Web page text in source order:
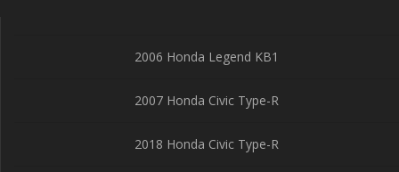
2006 Honda Legend KB1
2007 Honda Civic Type-R
2018 Honda Civic Type-R